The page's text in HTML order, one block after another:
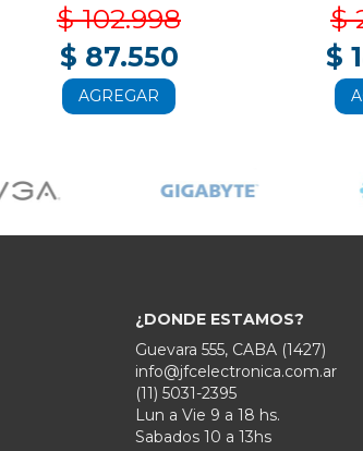
$ 102.998
$ 87.550
AGREGAR
$
$
¿DONDE ESTAMOS?
Guevara 555, CABA (1427)
info@jfcelectronica.com.ar
(11) 5031-2395
Lun a Vie 9 a 18 hs.
Sabados 10 a 13hs